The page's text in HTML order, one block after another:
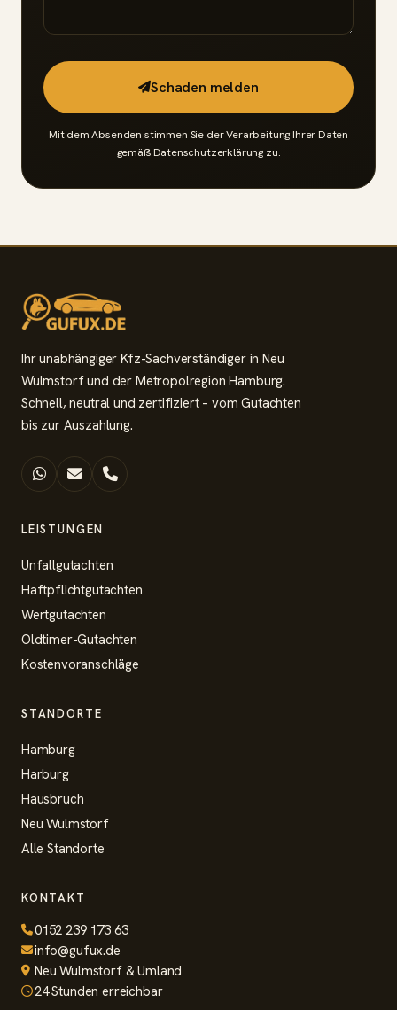
Schaden melden
Mit dem Absenden stimmen Sie der Verarbeitung Ihrer Daten
gemäßDatenschutzerklärung zu.
Ihr unabhängiger Kfz-Sachverständiger in Neu
Wulmstorf und der Metropolregion Hamburg.
Schnell, neutral und zertifiziert – vom Gutachten
bis zur Auszahlung.
LEISTUNGEN
Unfallgutachten
Haftpflichtgutachten
Wertgutachten
Oldtimer-Gutachten
Kostenvoranschläge
STANDORTE
Hamburg
Harburg
Hausbruch
Neu Wulmstorf
Alle Standorte
KONTAKT
0152 239 173 63
info@gufux.de
Neu Wulmstorf & Umland
24 Stunden erreichbar